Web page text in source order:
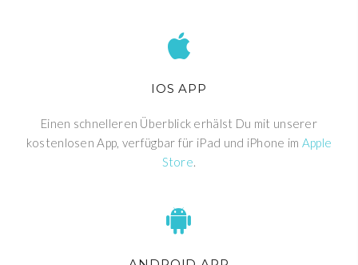
IOS APP
Einen schnelleren Überblick erhälst Du mit unserer
kostenlosen App, verfügbar für iPad und iPhone im Apple
Store.